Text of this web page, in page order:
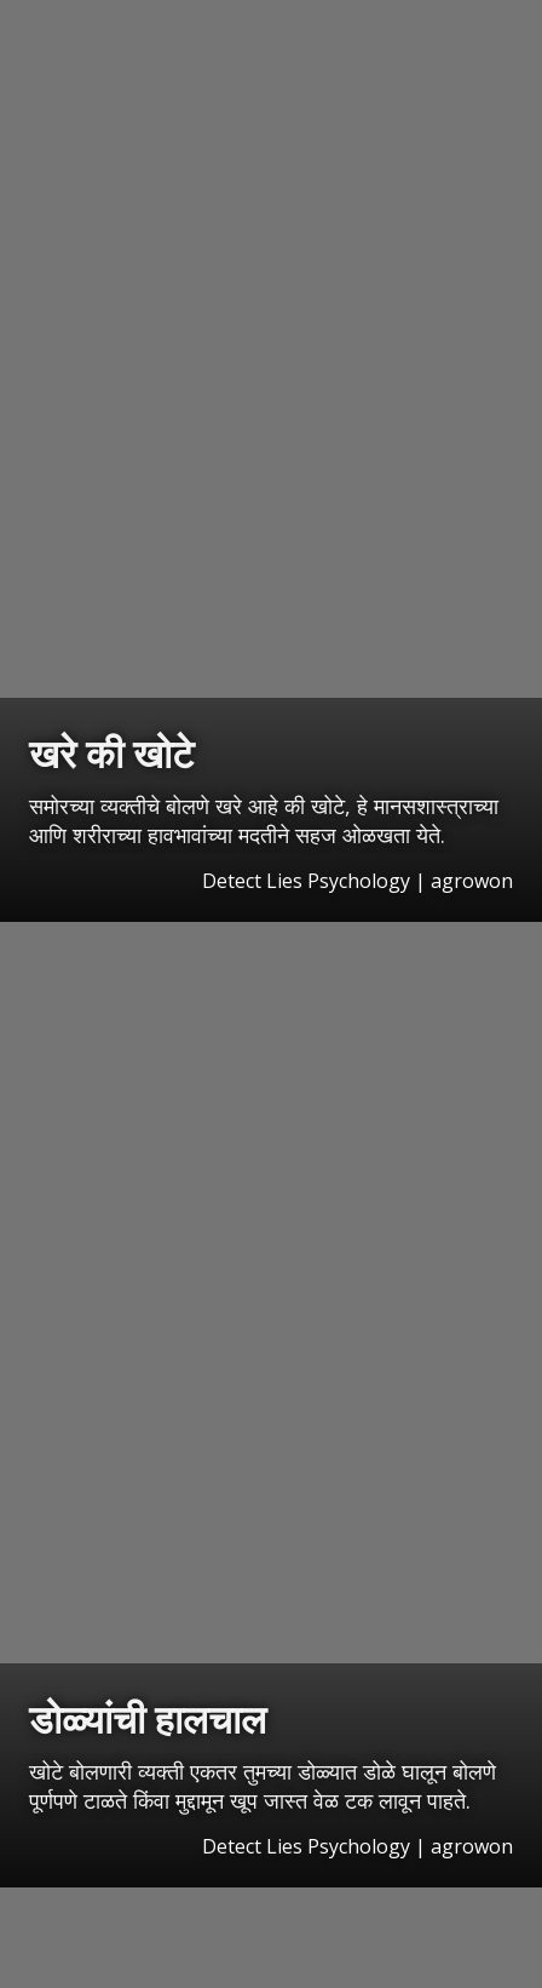
खरे की खोटे
समोरच्या व्यक्तीचे बोलणे खरे आहे की खोटे, हे मानसशास्त्राच्या
आणि शरीराच्या हावभावांच्या मदतीने सहज ओळखता येते.
Detect Lies Psychology | agrowon
डोळ्यांची हालचाल
खोटे बोलणारी व्यक्ती एकतर तुमच्या डोळ्यात डोळे घालून बोलणे
पूर्णपणे टाळते किंवा मुद्दामून खूप जास्त वेळ टक लावून पाहते.
Detect Lies Psychology | agrowon